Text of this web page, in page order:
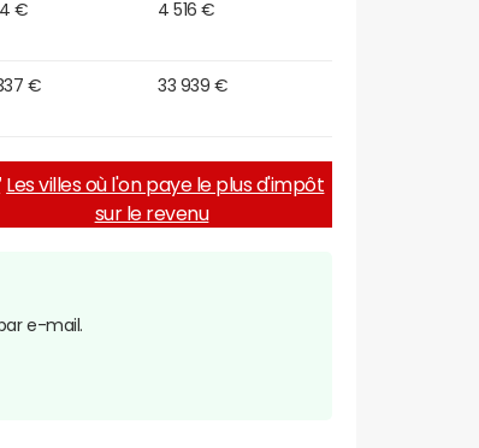
€ 4 516 €
€ 33 939 €
Les villes où l'on paye le plus d'impôt
sur le revenu
e-mail.